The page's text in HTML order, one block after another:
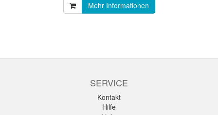
Mehr Informationen
SERVICE
Kontakt
Hilfe